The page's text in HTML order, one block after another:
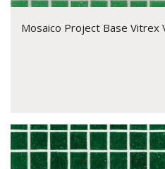
Mosaico Project Base Vitrex